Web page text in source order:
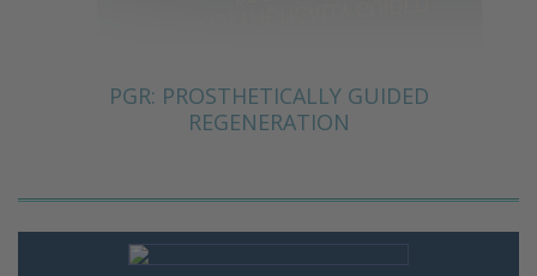
PGR: PROSTHETICALLY GUIDED
REGENERATION